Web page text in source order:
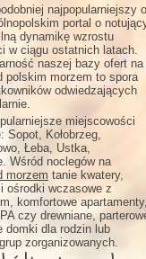
najpopularniejszy o
portal o
dynamikę wzrostu
w ciągu ostatnich latach.
naszej bazy ofert na
polskim morzem to spora
odwiedzających
miejscowości
Sopot, Kołobrzeg,
Łeba, Ustka,
Wśród noclegów na
morzem tanie kwatery,
ośrodki wczasowe z
komfortowe
czy drewniane,
domki dla rodzin lub
zorganizowanych.